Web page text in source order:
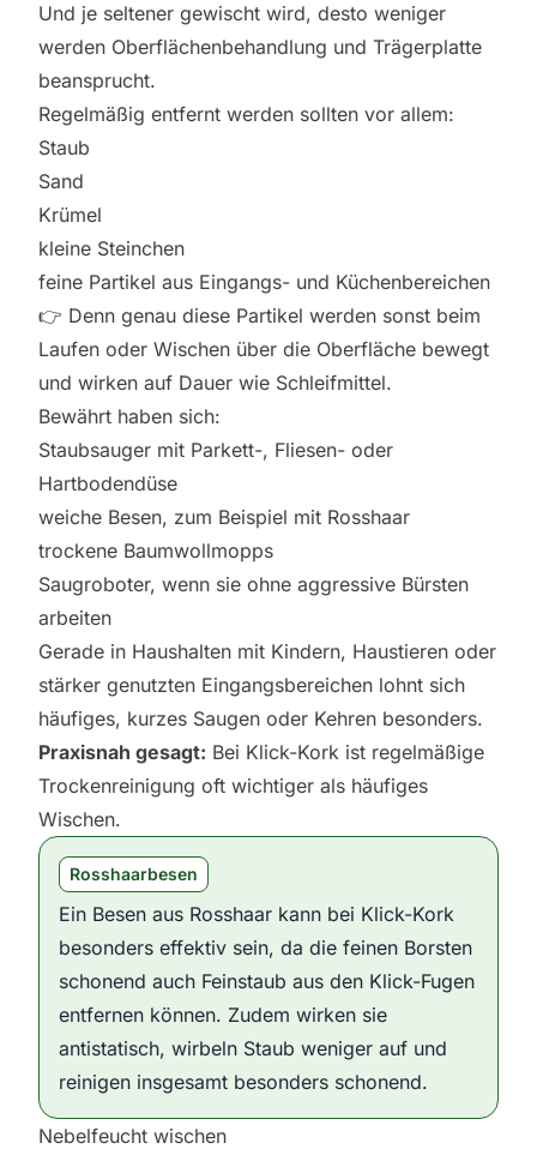
Und je seltener gewischt wird, desto weniger
werden Oberflächenbehandlung und Trägerplatte
beansprucht.
Regelmäßig entfernt werden sollten vor allem:
Staub
Sand
Krümel
kleine Steinchen
feine Partikel aus Eingangs- und Küchenbereichen
👉 Denn genau diese Partikel werden sonst beim
Laufen oder Wischen über die Oberfläche bewegt
und wirken auf Dauer wie Schleifmittel.
Bewährt haben sich:
Staubsauger mit Parkett-, Fliesen- oder
Hartbodendüse
weiche Besen, zum Beispiel mit Rosshaar
trockene Baumwollmopps
Saugroboter, wenn sie ohne aggressive Bürsten
arbeiten
Gerade in Haushalten mit Kindern, Haustieren oder
stärker genutzten Eingangsbereichen lohnt sich
häufiges, kurzes Saugen oder Kehren besonders.
Praxisnah gesagt: Bei Klick-Kork ist regelmäßige
Trockenreinigung oft wichtiger als häufiges
Wischen.
Rosshaarbesen
Ein Besen aus Rosshaar kann bei Klick-Kork
besonders effektiv sein, da die feinen Borsten
schonend auch Feinstaub aus den Klick-Fugen
entfernen können. Zudem wirken sie
antistatisch, wirbeln Staub weniger auf und
reinigen insgesamt besonders schonend.
Nebelfeucht wischen